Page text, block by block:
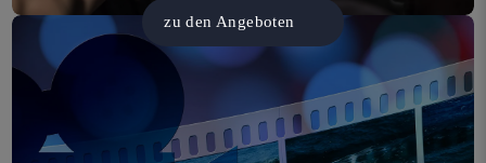
zu den Angeboten